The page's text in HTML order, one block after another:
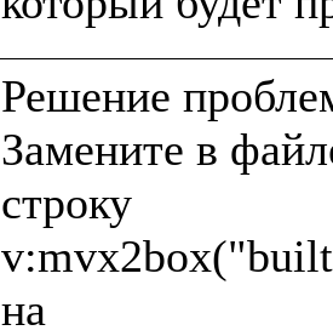
Решение
Замените в
строку
на